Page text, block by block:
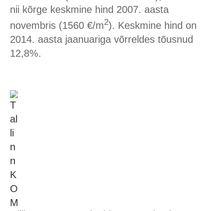
nii kõrge keskmine hind 2007. aasta
novembris (1560 €/m2). Keskmine hind on
2014. aasta jaanuariga võrreldes tõusnud
12,8%.